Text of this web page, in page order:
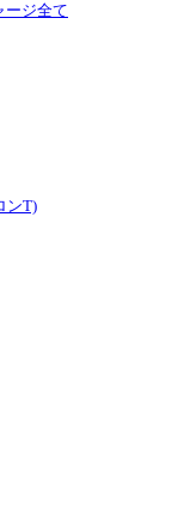
ージ全て
ンT)